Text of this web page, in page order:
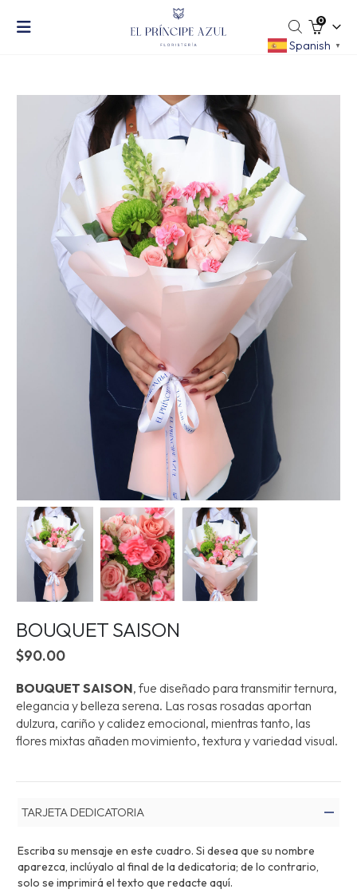
0
BOUQUET SAISON
$90.00
BOUQUET SAISON, fue diseñado para transmitir ternura,
elegancia y belleza serena. Las rosas rosadas aportan
dulzura, cariño y calidez emocional, mientras tanto, las
flores mixtas añaden movimiento, textura y variedad visual.
TARJETA DEDICATORIA
Escriba su mensaje en este cuadro. Si desea que su nombre
aparezca, inclúyalo al final de la dedicatoria; de lo contrario,
solo se imprimirá el texto que redacte aquí.
Spanish ▼